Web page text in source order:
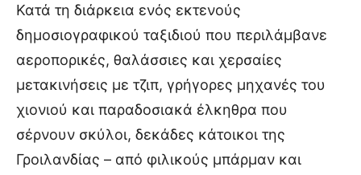
Κατά τη διάρκεια ενός εκτενούς
δημοσιογραφικού ταξιδιού που περιλάμβανε
αεροπορικές, θαλάσσιες και χερσαίες
μετακινήσεις με τζιπ, γρήγορες μηχανές του
χιονιού και παραδοσιακά έλκηθρα που
σέρνουν σκύλοι, δεκάδες κάτοικοι της
Γροιλανδίας – από φιλικούς μπάρμαν και